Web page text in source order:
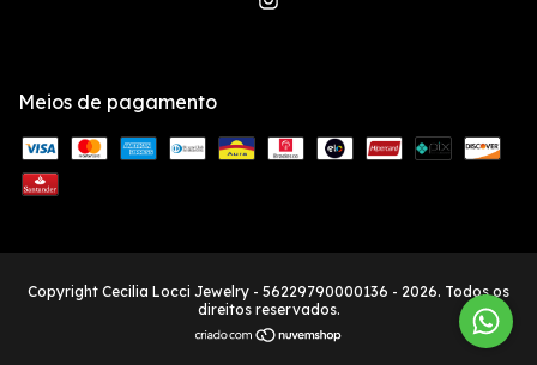
Meios de pagamento
Copyright Cecilia Locci Jewelry - 56229790000136 - 2026. Todos os
direitos reservados.